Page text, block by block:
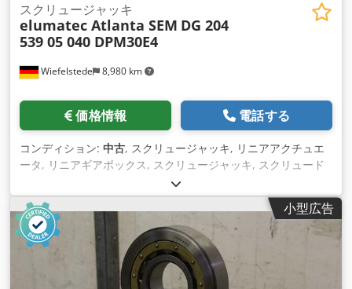
Wiefelstede 8,980 km
スクリュージャッキ
elumatec Atlanta SEM DG 204
539 05 040 DPM30E4
価格情報 電話する
コンディション: 中古, スクリュージャッキ, リニアアクチュエ
ータ, リニアギアボックス, スクリュージャッキ, スクリュード
ライブ, 電動アクチュエータ, バルブアクチュエータ, アクチュ
エータ, サーボモータ, スクリュージャッキ, リニアアクチュエ
ータ -ウォームギアスクリュージャッキ：ダブルマイトリソー
より elumatec DG 204 -ギアボックスメーカー：アトランタ、
タイプ539 05 040 i 4 -モーター：SEM社製、タイプDPM30E4
36 V 0.18 kW -寸法： 450/320/H130 mm -重量：9.5 kg
Dsdpfxettnt Ie Aifskr
小型広告